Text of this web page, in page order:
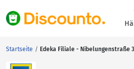
Startseite Edeka Filiale - Nibelungenstraße